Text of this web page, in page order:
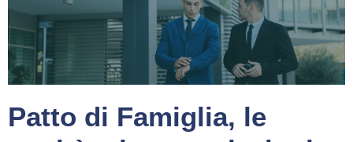
Patto di Famiglia, le